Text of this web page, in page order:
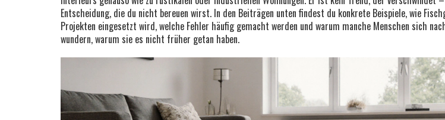
Entscheidung, die du nicht bereuen wirst. In den Beiträgen unten findest du konkrete Beispiele, wie
Projekten eingesetzt wird, welche Fehler häufig gemacht werden und warum manche Menschen sich
wundern, warum sie es nicht früher getan haben.